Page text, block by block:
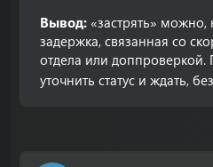
Вывод: «застрять»
задержка, связанная со
отдела или
уточнить статус и ждать,